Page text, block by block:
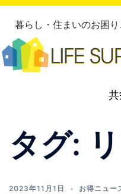
暮らし・住まいのお困
タグ:
2023年11月1日 お得ニュー